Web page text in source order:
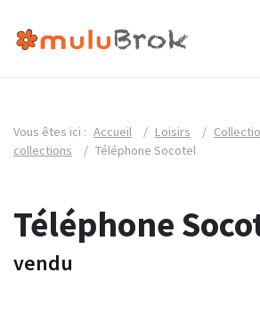
Vous êtes ici : Accueil / Loisirs /
collections
/ Téléphone Socotel
Téléphone
vendu